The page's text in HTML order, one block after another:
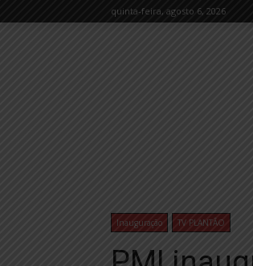
quinta-feira, agosto 6, 2026
Inauguração TV PLANTÃO